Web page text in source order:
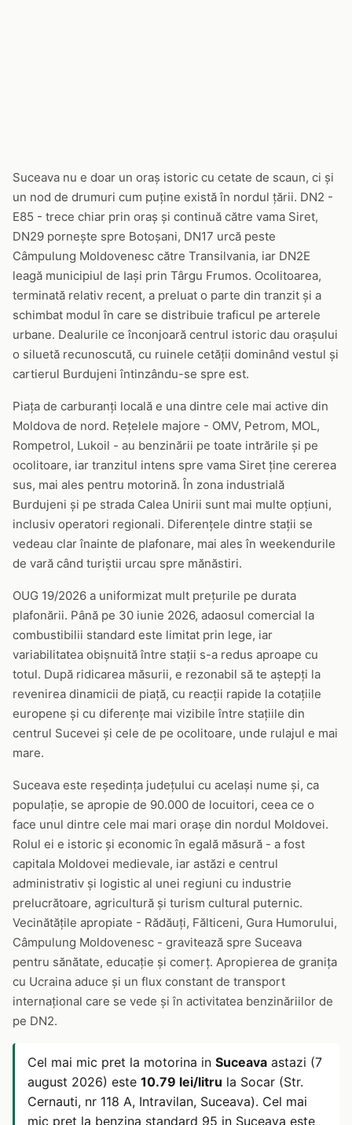
Suceava nu e doar un oraș istoric cu cetate de scaun, ci și
un nod de drumuri cum puține există în nordul țării. DN2 -
E85 - trece chiar prin oraș și continuă către vama Siret,
DN29 pornește spre Botoșani, DN17 urcă peste
Câmpulung Moldovenesc către Transilvania, iar DN2E
leagă municipiul de Iași prin Târgu Frumos. Ocolitoarea,
terminată relativ recent, a preluat o parte din tranzit și a
schimbat modul în care se distribuie traficul pe arterele
urbane. Dealurile ce înconjoară centrul istoric dau orașului
o siluetă recunoscută, cu ruinele cetății dominând vestul și
cartierul Burdujeni întinzându-se spre est.
Piața de carburanți locală e una dintre cele mai active din
Moldova de nord. Rețelele majore - OMV, Petrom, MOL,
Rompetrol, Lukoil - au benzinării pe toate intrările și pe
ocolitoare, iar tranzitul intens spre vama Siret ține cererea
sus, mai ales pentru motorină. În zona industrială
Burdujeni și pe strada Calea Unirii sunt mai multe opțiuni,
inclusiv operatori regionali. Diferențele dintre stații se
vedeau clar înainte de plafonare, mai ales în weekendurile
de vară când turiștii urcau spre mănăstiri.
OUG 19/2026 a uniformizat mult prețurile pe durata
plafonării. Până pe 30 iunie 2026, adaosul comercial la
combustibilii standard este limitat prin lege, iar
variabilitatea obișnuită între stații s-a redus aproape cu
totul. După ridicarea măsurii, e rezonabil să te aștepți la
revenirea dinamicii de piață, cu reacții rapide la cotațiile
europene și cu diferențe mai vizibile între stațiile din
centrul Sucevei și cele de pe ocolitoare, unde rulajul e mai
mare.
Suceava este reședința județului cu același nume și, ca
populație, se apropie de 90.000 de locuitori, ceea ce o
face unul dintre cele mai mari orașe din nordul Moldovei.
Rolul ei e istoric și economic în egală măsură - a fost
capitala Moldovei medievale, iar astăzi e centrul
administrativ și logistic al unei regiuni cu industrie
prelucrătoare, agricultură și turism cultural puternic.
Vecinătățile apropiate - Rădăuți, Fălticeni, Gura Humorului,
Câmpulung Moldovenesc - gravitează spre Suceava
pentru sănătate, educație și comerț. Apropierea de granița
cu Ucraina aduce și un flux constant de transport
internațional care se vede și în activitatea benzinăriilor de
pe DN2.
Cel mai mic pret la motorina in Suceava astazi (7
august 2026) este 10.79 lei/litru la Socar (Str.
Cernauti, nr 118 A, Intravilan, Suceava). Cel mai
mic pret la benzina standard 95 in Suceava este